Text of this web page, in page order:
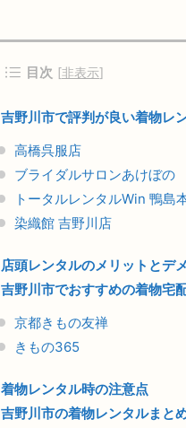
目次 [非表示]
吉野川市で評判が良い着物レ
高橋呉服店
ブライダルサロンあけぼの
トータルレンタルWin 鴨島
染織館 吉野川店
店頭レンタルのメリットとデ
吉野川市でおすすめの着物宅
京都きもの友禅
きもの365
着物レンタル時の注意点
吉野川市の着物レンタルまと